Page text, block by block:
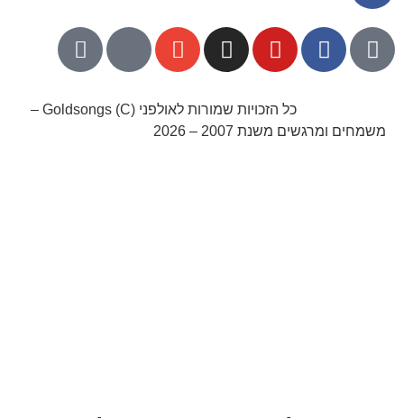
כל הזכויות שמורות לאולפני Goldsongs (C) –
משמחים ומרגשים משנת 2007 – 2026